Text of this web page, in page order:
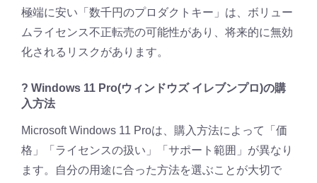
極端に安い「数千円のプロダクトキー」は、ボリュー
ムライセンス不正転売の可能性があり、将来的に無効
化されるリスクがあります。
? Windows 11 Pro(ウィンドウズ イレブンプロ)の購
入方法
Microsoft Windows 11 Proは、購入方法によって「価
格」「ライセンスの扱い」「サポート範囲」が異なり
ます。自分の用途に合った方法を選ぶことが大切で